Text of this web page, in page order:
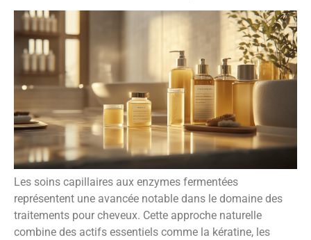
Les soins capillaires aux enzymes fermentées
représentent une avancée notable dans le domaine des
traitements pour cheveux. Cette approche naturelle
combine des actifs essentiels comme la kératine, les